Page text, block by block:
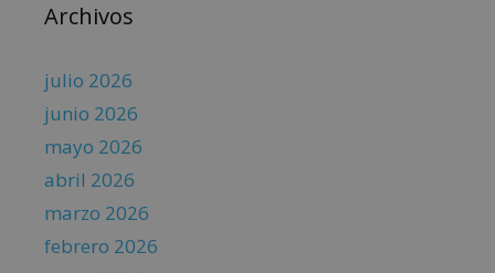
Archivos
julio 2026
junio 2026
mayo 2026
abril 2026
marzo 2026
febrero 2026